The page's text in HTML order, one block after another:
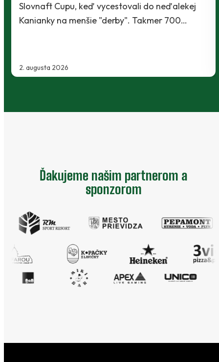
2. augusta 2026
Slovnaft Cupu, keď vycestovali do neďalekej
Kanianky na menšie "derby". Takmer 700…
Ďakujeme našim partnerom a
sponzorom